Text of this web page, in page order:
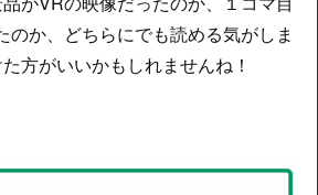
のか、どちらにでも読める気がしま
方がいいかもしれませんね！